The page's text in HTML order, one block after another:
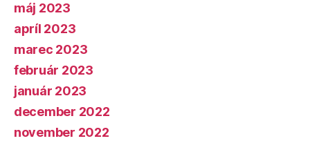
máj 2023
apríl 2023
marec 2023
február 2023
január 2023
december 2022
november 2022